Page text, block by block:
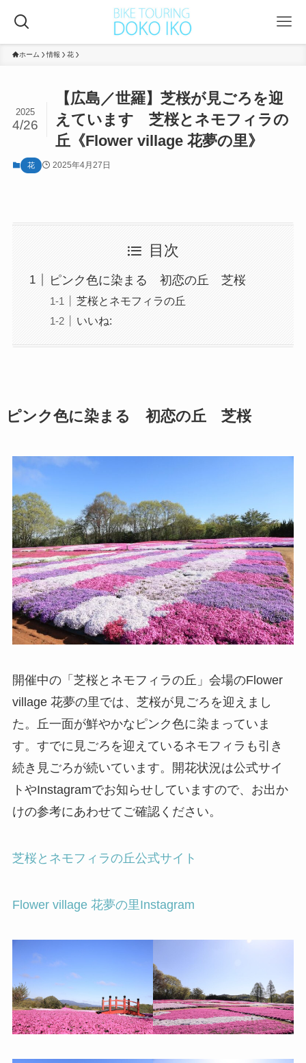
ホーム 情報 花
【広島／世羅】芝桜が見ごろを迎
えています 芝桜とネモフィラの
丘《Flower village 花夢の里》
2025
4/26
花 2025年4月27日
目次
ピンク色に染まる 初恋の丘 芝桜
芝桜とネモフィラの丘
いいね:
ピンク色に染まる 初恋の丘 芝桜
開催中の「芝桜とネモフィラの丘」会場のFlower
village 花夢の里では、芝桜が見ごろを迎えまし
た。丘一面が鮮やかなピンク色に染まっていま
す。すでに見ごろを迎えているネモフィラも引き
続き見ごろが続いています。開花状況は公式サイ
トやInstagramでお知らせしていますので、お出か
けの参考にあわせてご確認ください。
芝桜とネモフィラの丘公式サイト
Flower village 花夢の里Instagram